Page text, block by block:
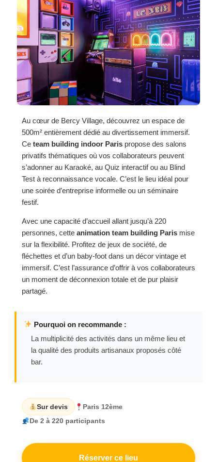
Au cœur de Bercy Village, découvrez un espace de
500m² entièrement dédié au divertissement immersif.
Ce team building indoor Paris propose des salons
privatifs thématiques où vos collaborateurs peuvent
s’adonner au Karaoké, au Quiz interactif ou au Blind
Test à reconnaissance vocale. C’est le lieu idéal pour
une soirée d’entreprise informelle ou un séminaire
festif.
Avec une capacité d’accueil allant jusqu’à 220
personnes, cette animation team building Paris mise
sur la flexibilité. Profitez de jeux de société, de
fléchettes et d’un baby-foot dans un décor vintage et
immersif. C’est l’assurance d’offrir à vos collaborateurs
un moment de déconnexion totale et de pur plaisir
partagé.
Pourquoi on recommande :
La multiplicité des activités dans un même lieu et
la qualité des produits artisanaux proposés côté
bar.
Sur devis
Paris 12ème
De 2 à 220 participants
Réserver ce lieu